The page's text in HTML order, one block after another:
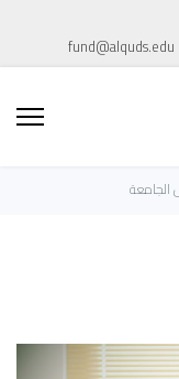
fund@alquds.edu
الجامعة